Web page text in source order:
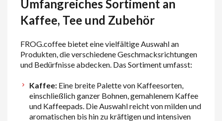
Umfangreiches Sortiment an
Kaffee, Tee und Zubehör
FROG.coffee bietet eine vielfältige Auswahl an
Produkten, die verschiedene Geschmacksrichtungen
und Bedürfnisse abdecken. Das Sortiment umfasst:
Kaffee:Eine breite Palette von Kaffeesorten,
einschließlich ganzer Bohnen, gemahlenem Kaffee
und Kaffeepads. Die Auswahl reicht von milden und
aromatischen bis hin zu kräftigen und intensiven